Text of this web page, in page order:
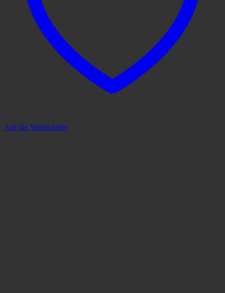
Auf die Wunschliste